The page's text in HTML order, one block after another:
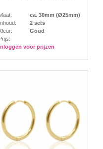
ca. 30mm (Ø25mm)
Inhoud:
2 sets
Kleur:
Goud
Prijs:
Inloggen voor prijzen